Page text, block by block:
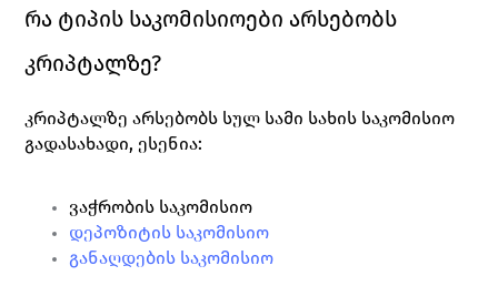
რა ტიპის საკომისიოები არსებობს
კრიპტალზე?
კრიპტალზე არსებობს სულ სამი სახის საკომისიო
გადასახადი, ესენია:
ვაჭრობის საკომისიო
დეპოზიტის საკომისიო
განაღდების საკომისიო